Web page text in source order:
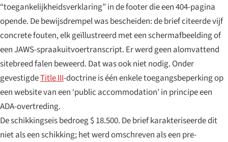
“toegankelijkheidsverklaring” in de footer die een 404-pagina
opende. De bewijsdrempel was bescheiden: de brief citeerde vijf
concrete fouten, elk geïllustreerd met een schermafbeelding of
een JAWS-spraakuitvoertranscript. Er werd geen alomvattend
sitebreed falen beweerd. Dat was ook niet nodig. Onder
gevestigdeTitle III-doctrine is één enkele toegangsbeperking op
een website van een ‘public accommodation’ in principe een
ADA-overtreding.
De schikkingseis bedroeg $ 18.500. De brief karakteriseerde dit
niet als een schikking; het werd omschreven als een pre-